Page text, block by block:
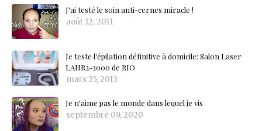
J'ai testé le soin anti-cernes miracle !
août 12, 2011
Je teste l'épilation définitive à domicile: Salon Laser
LAHR2-3000 de RIO
mars 25, 2013
Je n'aime pas le monde dans lequel je vis
septembre 09, 2020